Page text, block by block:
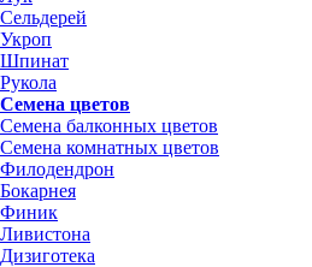
Сельдерей
Укроп
Шпинат
Рукола
Семена цветов
Семена балконных цветов
Семена комнатных цветов
Филодендрон
Бокарнея
Финик
Ливистона
Дизиготека